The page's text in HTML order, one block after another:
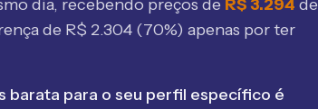
dia, recebendo preços de R$3.294 de
de R$ 2.304 (70%) apenas por ter
barata para o seu perfil específico é